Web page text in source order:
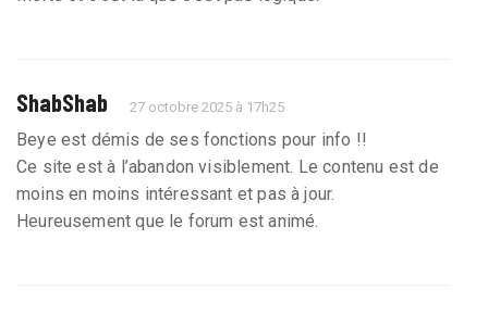
ShabShab 27 octobre 2025 à 17h25
Beye est démis de ses fonctions pour info !!
Ce site est à l’abandon visiblement. Le contenu est de
moins en moins intéressant et pas à jour.
Heureusement que le forum est animé.